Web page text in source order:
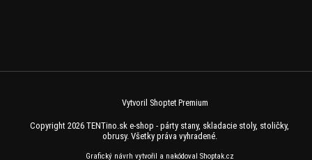
Vytvoril Shoptet Premium
Copyright 2026 TENTino.sk e-shop - párty stany, skladacie stoly, stoličky,
obrusy. Všetky práva vyhradené.
Grafický návrh vytvořil a nakódoval Shoptak.cz